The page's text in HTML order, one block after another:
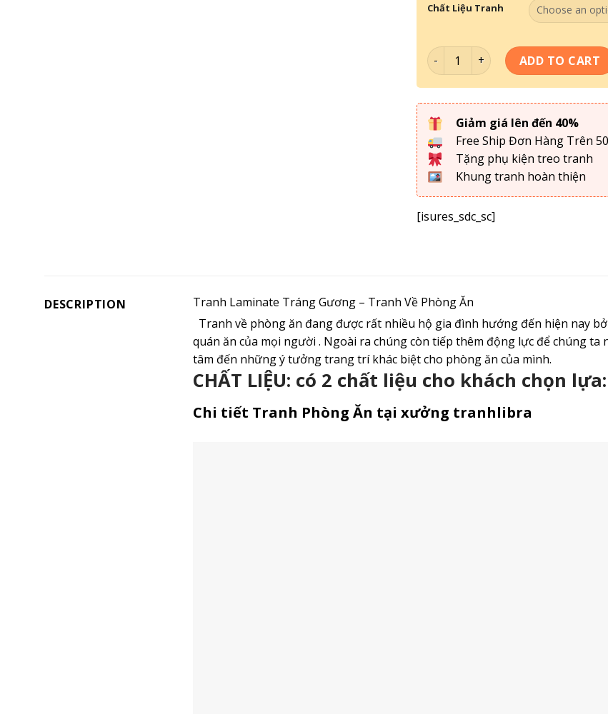
Chất Liệu Tranh
Bộ Tranh Về Phòng Ăn 002 quantity
ADD TO CART
Giảm giá lên đến 40%
Free Ship Đơn Hàng Trên
Tặng phụ kiện treo tranh
Khung tranh hoàn thiện
[isures_sdc_sc]
DESCRIPTION
Tranh Laminate Tráng Gương – Tranh Về Phòng Ăn
Tranh về phòng ăn đang được rất nhiều hộ gia đình hướng đến hiện nay
quán ăn của mọi người . Ngoài ra chúng còn tiếp thêm động lực để chúng
tâm đến những ý tưởng trang trí khác biệt cho phòng ăn của mình.
CHẤT LIỆU: có 2 chất liệu cho khách chọn lựa:
Chi tiết Tranh Phòng Ăn tại xưởng tranhlibra